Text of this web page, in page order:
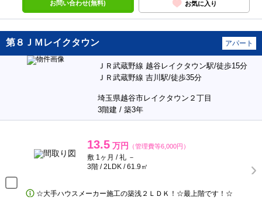
お問い合わせ(無料) お気に入り
第８ＪＭレイクタウン アパート
ＪＲ武蔵野線 越谷レイクタウン駅/徒歩15分
ＪＲ武蔵野線 吉川駅/徒歩35分
埼玉県越谷市レイクタウン２丁目
3階建 / 築3年
13.5 万円 （管理費等6,000円）
敷 1ヶ月 / 礼 －
3階 / 2LDK / 61.9㎡
☆大手ハウスメーカー施工の築浅２ＬＤＫ！☆最上階です！☆